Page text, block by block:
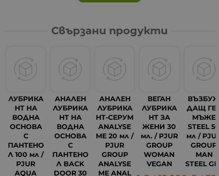
Свързани продукти
ЛУБРИКА
НТ НА
ВОДНА
ОСНОВА
С
ПАНТЕНО
Л 100 мл /
PJUR
AQUA
АНАЛЕН
ЛУБРИКА
НТ НА
ВОДНА
ОСНОВА
С
ПАНТЕНО
Л BACK
DOOR 30
АНАЛЕН
ЛУБРИКА
НТ-СЕРУМ
ANALYSE
ME 20 мл /
PJUR
GROUP
ANALYSE
ME ANAL
ВЕГАН
ЛУБРИКА
НТ ЗА
ЖЕНИ 30
мл. / PJUR
GROUP
WOMAN
VEGAN
ДАЩ
МЪЖЕ
STEEL
мл /
GROUP
MAN
STEEL